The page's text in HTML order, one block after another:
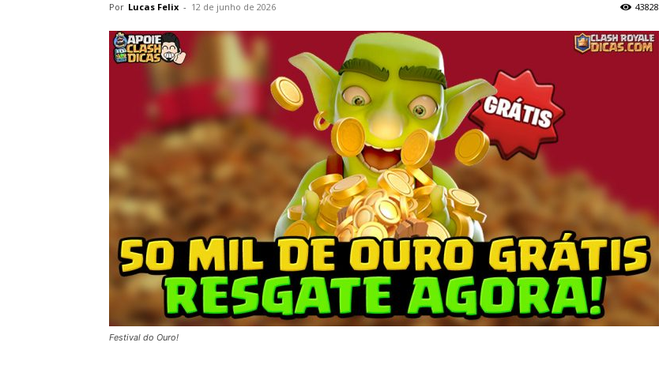
Por Lucas Felix - 12 de junho de 2026 43828
Festival do Ouro!